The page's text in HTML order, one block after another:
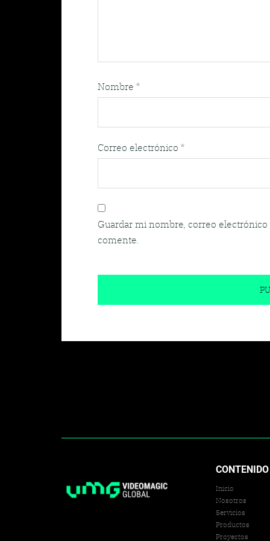
Nombre *
Correo electrónico *
Guardar mi nombre, correo
comente.
CONTENIDO
Inicio
Nosotros
Servicios
Productos
Proyectos